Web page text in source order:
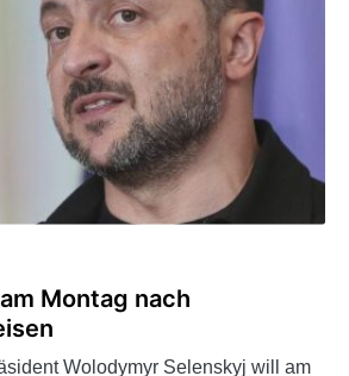
Montag nach
Wolodymyr Selenskyj will am